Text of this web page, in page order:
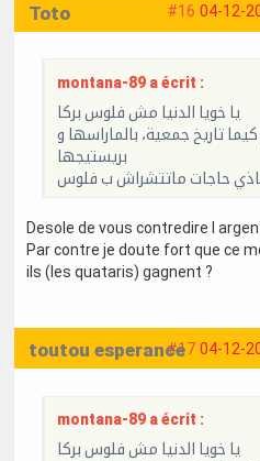
#16 04-12-
Toto
montana-89 a écrit :
يا خويا الدنيا مش فلوس بركا
تاريخ جمعية، بالماراسها و
بريستيجها
حاجات ماتتشراش ب فلوس
Desole de vous contredire l
Par contre je doute fort que ce
ils (les quataris) gagnent ?
#17 04-12-
toutou esperance
montana-89 a écrit :
يا خويا الدنيا مش فلوس بركا